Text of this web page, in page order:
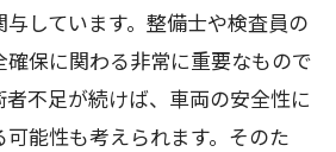
しています。整備士や検査員の
保に関わる非常に重要なもので
不足が続けば、車両の安全性に
能性も考えられます。そのた